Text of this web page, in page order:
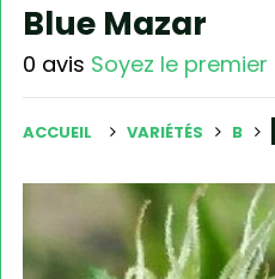
Blue Mazar
0 avis Soyez le premier
ACCUEIL VARIÉTÉS B